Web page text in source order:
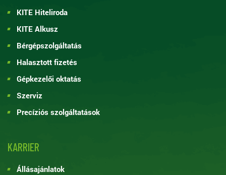
KITE Hiteliroda
KITE Alkusz
Bérgépszolgáltatás
Halasztott fizetés
Gépkezelői oktatás
Szerviz
Precíziós szolgáltatások
KARRIER
Állásajánlatok